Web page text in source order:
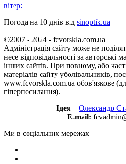
вітер:
Погода на 10 днів від sinoptik.ua
©2007 - 2024 - fcvorskla.com.ua
Адміністрація сайту може не
несе відповідальності за авторські
інших сайтів. При повному, або
матеріалів сайту уболівальників,
www.fcvorskla.com.ua обов'язкове
гіперпосилання).
Ідея – Олександр
E-mail:
Ми в соціальних мережах